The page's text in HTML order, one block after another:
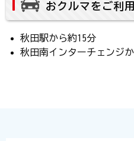
おクルマをご利
秋田駅から約15分
秋田南インターチェンジ